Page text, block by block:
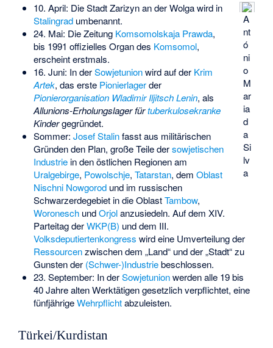
A
nt
ó
ni
o
M
ar
ia
d
a
Si
lv
a
10. April: Die Stadt Zarizyn an der Wolga wird in
Stalingradumbenannt.
24. Mai: Die Zeitung Komsomolskaja Prawda,
bis 1991 offizielles Organ des Komsomol,
erscheint erstmals.
16. Juni: In derSowjetunionwird auf der Krim
Artek, das erste Pionierlagerder
Pionierorganisation Wladimir Iljitsch Lenin, als
Allunions-Erholungslager fürtuberkulosekranke
Kindergegründet.
Sommer: Josef Stalinfasst aus militärischen
Gründen den Plan, große Teile dersowjetischen
Industriein den östlichen Regionen am
Uralgebirge, Powolschje, Tatarstan, dem Oblast
Nischni Nowgorodund im russischen
Schwarzerdegebiet in die OblastTambow,
WoroneschundOrjolanzusiedeln. Auf dem XIV.
Parteitag derWKP(B) und dem III.
Volksdeputiertenkongress wird eine Umverteilung der
Ressourcenzwischen dem „Land“ und der „Stadt“ zu
Gunsten der (Schwer-)Industriebeschlossen.
23. September: In derSowjetunionwerden alle 19 bis
40 Jahre alten Werktätigen gesetzlich verpflichtet, eine
fünfjährigeWehrpflichtabzuleisten.
Türkei/Kurdistan